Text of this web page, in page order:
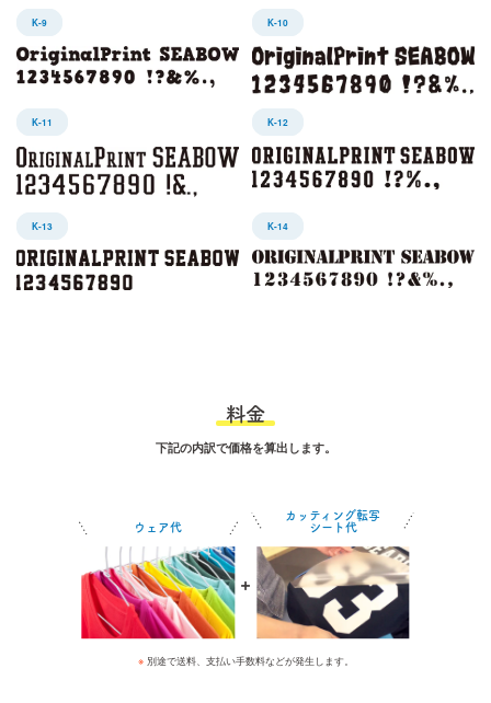
K-9 K-10
K-11 K-12
K-13 K-14
料金
下記の内訳で価格を算出します。
ウェア代
カッティング転写
シート代
※別途で送料、支払い手数料などが発生します。